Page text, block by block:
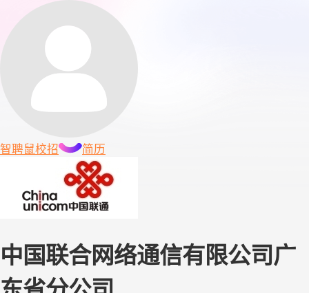
智聘鼠校招 简历
中国联合网络通信有限公司广